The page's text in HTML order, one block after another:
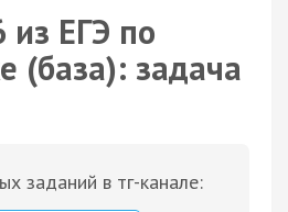
из ЕГЭ по
(база): задача
заданий в тг-канале: